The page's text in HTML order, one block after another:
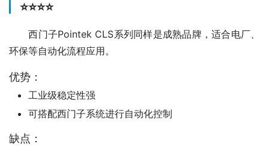
⭐⭐⭐⭐
西门子Pointek CLS系列同样是成熟品牌，适合电厂、
环保等自动化流程应用。
优势：
工业级稳定性强
可搭配西门子系统进行自动化控制
缺点：